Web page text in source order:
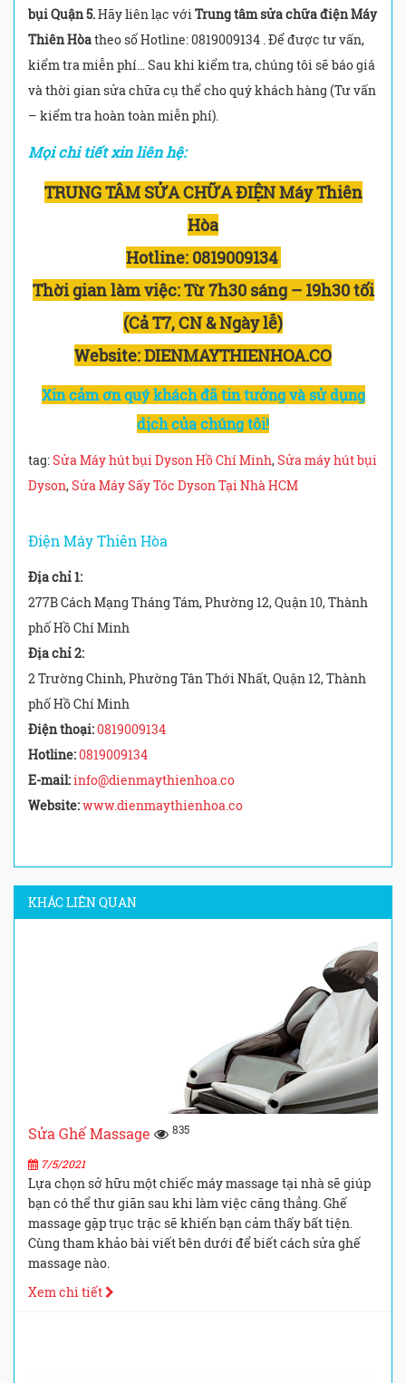
bụi Quận 5.Hãy liên lạc vớiTrung tâm sửa chữa điện Máy
Thiên Hòatheo số Hotline: 0819009134 . Để được tư vấn,
kiểm tra miễn phí… Sau khi kiểm tra, chúng tôi sẽ báo giá
và thời gian sửa chữa cụ thể cho quý khách hàng (Tư vấn
– kiểm tra hoàn toàn miễn phí).
Mọi chi tiết xin liên hệ:
TRUNG TÂM SỬA CHỮA ĐIỆN Máy Thiên
Hòa
Hotline: 0819009134
Thời gian làm việc:Từ 7h30 sáng – 19h30 tối
(Cả T7, CN & Ngày lễ)
Website: DIENMAYTHIENHOA.CO
Xin cảm ơn quý khách đã tin tưởng và sử dụng
dịch của chúng tôi!
tag:Sửa Máy hút bụi Dyson Hồ Chí Minh,Sửa máy hút bụi
Dyson,Sửa Máy Sấy Tóc Dyson Tại Nhà HCM
Điện Máy Thiên Hòa
Địa chỉ 1:
277B Cách Mạng Tháng Tám, Phường 12, Quận 10, Thành
phố Hồ Chí Minh
Địa chỉ 2:
2 Trường Chinh, Phường Tân Thới Nhất, Quận 12, Thành
phố Hồ Chí Minh
Điện thoại:0819009134
Hotline:0819009134
E-mail:info@dienmaythienhoa.co
Website:www.dienmaythienhoa.co
KHÁC LIÊN QUAN
Sửa Ghế Massage 835
7/5/2021
Lựa chọn sở hữu một chiếc máy massage tại nhà sẽ giúp
bạn có thể thư giãn sau khi làm việc căng thẳng. Ghế
massage gặp trục trặc sẽ khiến bạn cảm thấy bất tiện.
Cùng tham khảo bài viết bên dưới để biết cách sửa ghế
massage nào.
Xem chi tiết